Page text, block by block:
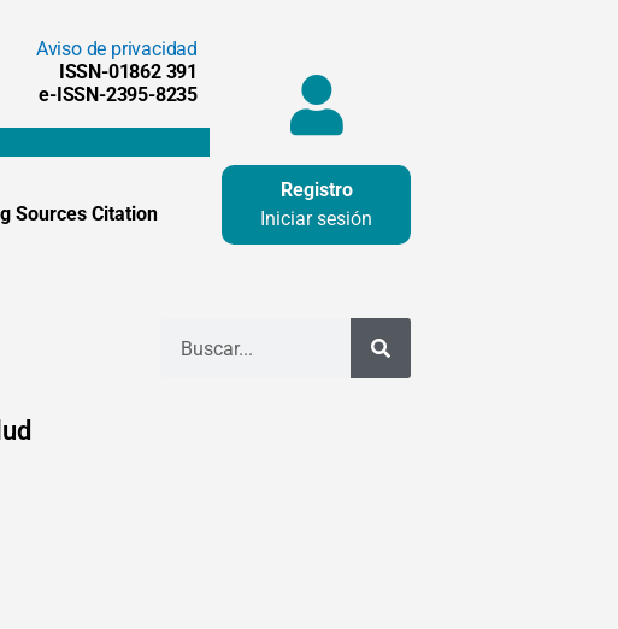
Aviso de privacidad
ISSN-01862 391
e-ISSN-2395-8235
Sources Citation
Registro
Iniciar sesión